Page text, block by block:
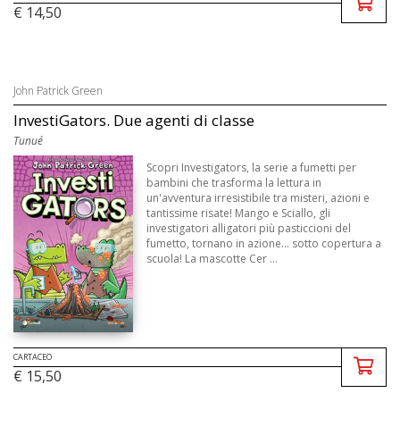
€ 14,50
John Patrick Green
InvestiGators. Due agenti di classe
Tunué
Scopri Investigators, la serie a fumetti per
bambini che trasforma la lettura in
un'avventura irresistibile tra misteri, azioni e
tantissime risate! Mango e Sciallo, gli
investigatori alligatori più pasticcioni del
fumetto, tornano in azione... sotto copertura a
scuola! La mascotte Cer ...
CARTACEO
€ 15,50